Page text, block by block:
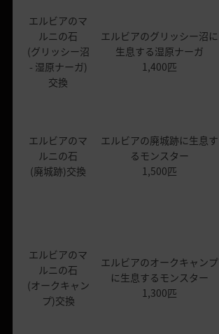
エルビアのマ
ルニの石
(グリッシー沼
- 湿原ナーガ)
交換
エルビアのグリッシー沼に
生息する湿原ナーガ
1,400匹
エルビアのマ
ルニの石
(廃城跡)交換
エルビアの廃城跡に生息す
るモンスター
1,500匹
エルビアのマ
ルニの石
(オークキャン
プ)交換
エルビアのオークキャンプ
に生息するモンスター
1,300匹